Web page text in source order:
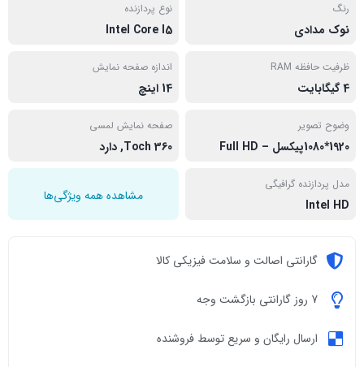
رنگ
نوک مدادی
نوع پردازنده
Intel Core I5
ظرفیت حافظه RAM
4 گیگابایت
اندازه صفحه نمایش
14 اینچ
وضوح تصویر
1920*1080پیکسل – Full HD
صفحه نمایش لمسی
Toch 360, دارد
مدل پردازنده گرافیگی
Intel HD
مشاهده همه ویژگی‌ها
گارانتی اصالت و سلامت فیزیکی کالا
7 روز گارانتی بازگشت وجه
ارسال رایگان و سریع توسط فروشنده